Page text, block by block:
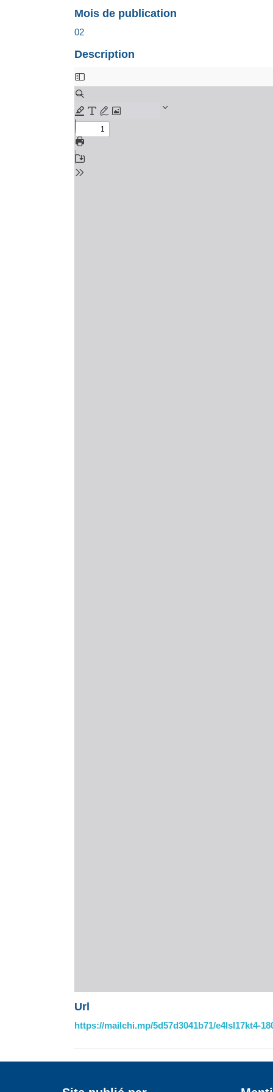
Mois de publication
02
Description
Url
https://mailchi.mp/5d57d3041b71/e4lsl17kt4-